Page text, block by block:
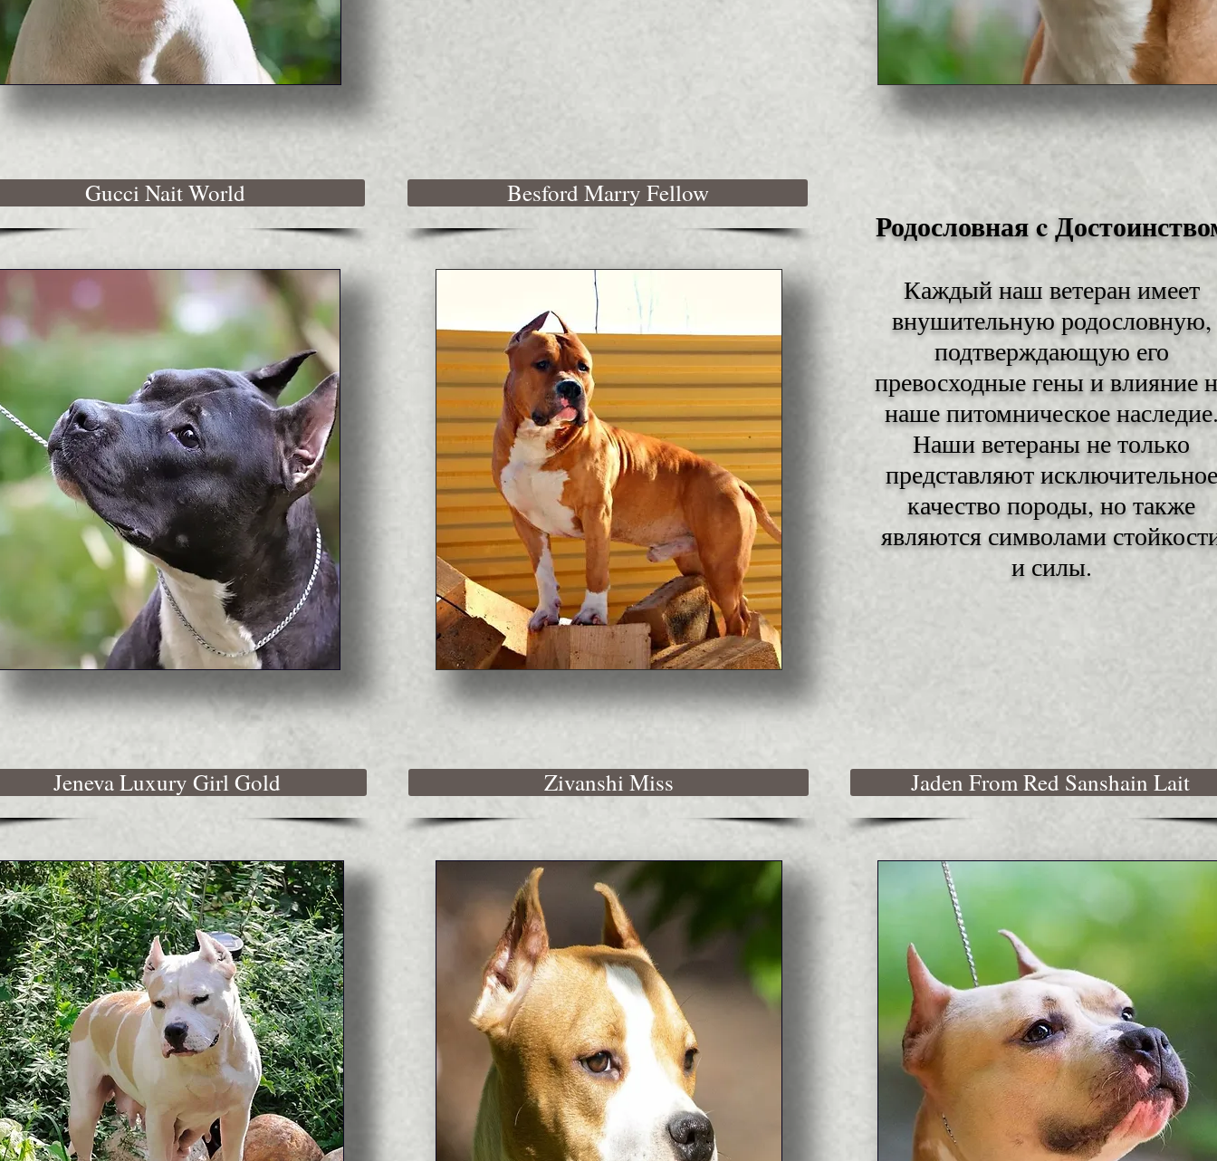
Gucci Nait World Besford Marry Fellow
Родословная c
Каждый наш ветеран имеет
внушительную родословную,
подтверждающую его
превосходные гены и влияние
наше питомническое
Наши ветераны не только
представляют исключительное
качество породы, но также
являются символами
и силы.
Jeneva Luxury Girl Gold Zivanshi Miss Jaden From Red Sanshain Lait